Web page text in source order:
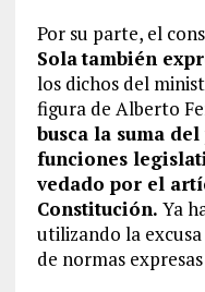
Por su parte, el
Solatambién
los dichos del
figura de Alberto
busca la suma
funciones
vedado por el
Constitución. Ya
utilizando la
de normas